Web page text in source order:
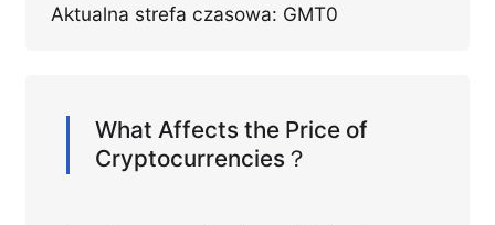
Aktualna strefa czasowa: GMT0
What Affects the Price of
Cryptocurrencies？